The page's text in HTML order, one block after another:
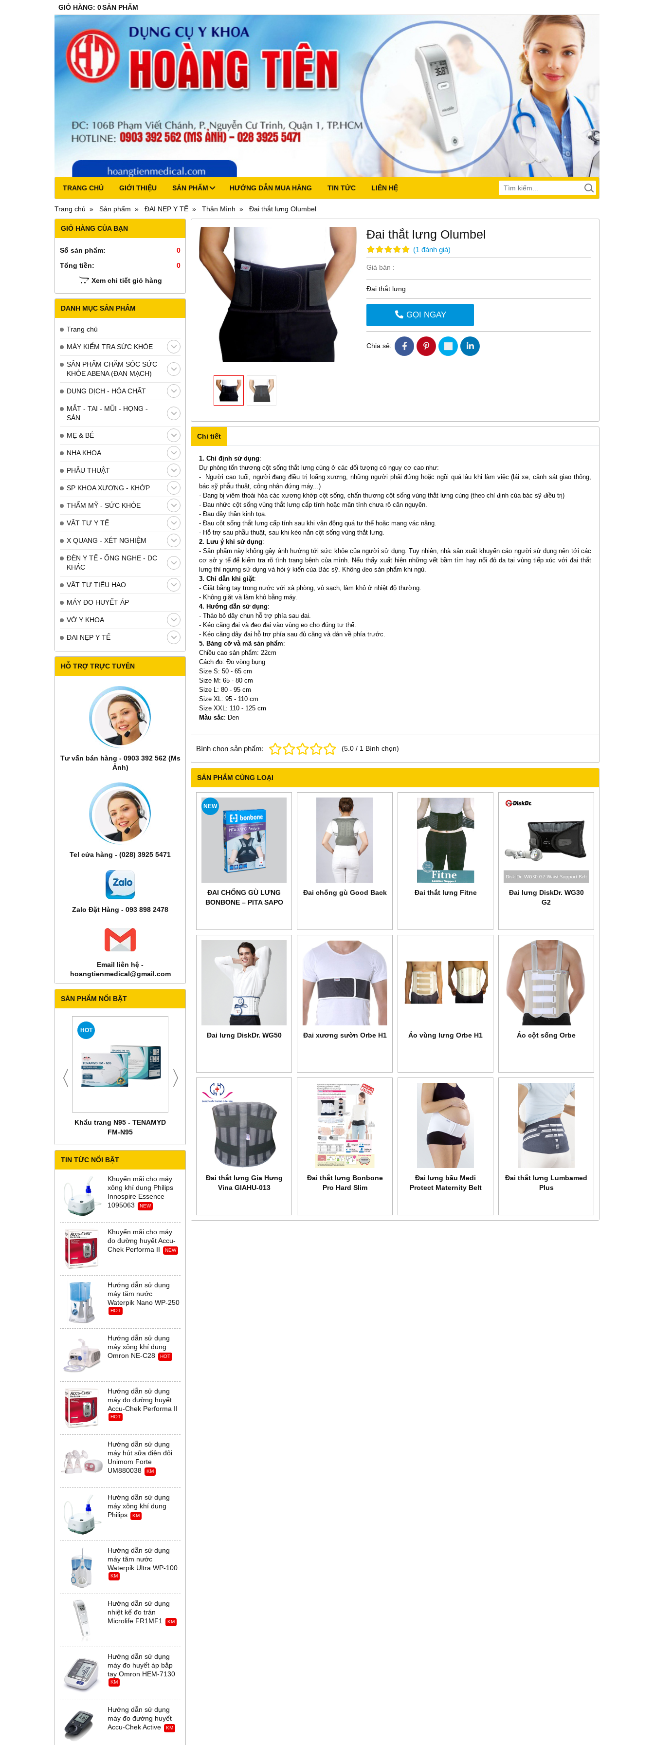
GIỎ HÀNG: 0SẢN PHẨM
TRANG CHỦ GIỚI THIỆU SẢN PHẨM HƯỚNG DẪN MUA HÀNG TIN TỨC LIÊN HỆ
Trang chủ Sản phẩm ĐAI NẸP Y TẾ Thân Mình Đai thắt lưng Olumbel
GIỎ HÀNG CỦA BẠN
Số sản phẩm:
0
Tổng tiền:
0
Xem chi tiết giỏ hàng
DANH MỤC SẢN PHẨM
Trang chủ
MÁY KIỂM TRA SỨC KHỎE
SẢN PHẨM CHĂM SÓC SỨC
KHỎE ABENA (ĐAN MẠCH)
DUNG DỊCH - HÓA CHẤT
MẮT - TAI - MŨI - HỌNG -
SẢN
MẸ & BÉ
NHA KHOA
PHẪU THUẬT
SP KHOA XƯƠNG - KHỚP
THẨM MỸ - SỨC KHỎE
VẬT TƯ Y TẾ
X QUANG - XÉT NGHIỆM
ĐÈN Y TẾ - ỐNG NGHE - DC
KHÁC
VẬT TƯ TIÊU HAO
MÁY ĐO HUYẾT ÁP
VỚ Y KHOA
ĐAI NẸP Y TẾ
HỖ TRỢ TRỰC TUYẾN
Tư vấn bán hàng - 0903 392 562 (Ms
Ảnh)
Tel cửa hàng - (028) 3925 5471
Zalo Đặt Hàng - 093 898 2478
Email liên hệ -
hoangtienmedical@gmail.com
SẢN PHẨM NỔI BẬT
HOT
Khẩu trang N95 - TENAMYD
FM-N95
Bộ trang phục phòng dịch
Thời Thanh Bình
Phun sát khuẩn toàn thân
ASFA
Dụng cụ tập thở BIOHEALTH
Máy xông khí dung siêu âm
SANITY AP 2717 PRO
Máy xông khí dung Microlife
TIN TỨC NỔI BẬT
Khuyến mãi cho máy
xông khí dung Philips
Innospire Essence
1095063
NEW
Khuyến mãi cho máy
đo đường huyết Accu-
Chek Performa II
NEW
Hướng dẫn sử dụng
máy tăm nước
Waterpik Nano WP-250
HOT
Hướng dẫn sử dụng
máy xông khí dung
Omron NE-C28
HOT
Hướng dẫn sử dụng
máy đo đường huyết
Accu-Chek Performa II
HOT
Hướng dẫn sử dụng
máy hút sữa điện đôi
Unimom Forte
UM880038
KM
Hướng dẫn sử dụng
máy xông khí dung
Philips
KM
Hướng dẫn sử dụng
máy tăm nước
Waterpik Ultra WP-100
KM
Hướng dẫn sử dụng
nhiệt kế đo trán
Microlife FR1MF1
KM
Hướng dẫn sử dụng
máy đo huyết áp bắp
tay Omron HEM-7130
KM
Hướng dẫn sử dụng
máy đo đường huyết
Accu-Chek Active
KM
Đai thắt lưng Olumbel
(1đánh giá)
Giá bán :
Đai thắt lưng
GỌI NGAY
Chia sẻ:
Chi tiết
1. Chỉ định sử dụng:
Dự phòng tổn thương cột sống thắt lưng cùng ở các đối tượng có nguy cơ cao như:
- Người cao tuổi, người đang điều trị loãng xương, những người phải đứng hoặc ngồi quá lâu khi làm việc (lái xe, cảnh sát giao thông,
bác sỹ phẫu thuật, công nhân đứng máy...)
- Đang bị viêm thoái hóa các xương khớp cột sống, chấn thương cột sống vùng thắt lưng cùng (theo chỉ định của bác sỹ điều trị)
- Đau nhức cột sống vùng thắt lưng cấp tính hoặc mãn tính chưa rõ căn nguyên.
- Đau dây thần kinh tọa.
- Đau cột sống thắt lưng cấp tính sau khi vận động quá tư thế hoặc mang vác nặng.
- Hỗ trợ sau phẫu thuật, sau khi kéo nắn cột sống vùng thắt lưng.
2. Lưu ý khi sử dụng:
- Sản phẩm này không gây ảnh hưởng tới sức khỏe của người sử dụng. Tuy nhiên, nhà sản xuất khuyến cáo người sử dụng nên tới các
cơ sở y tế để kiểm tra rõ tình trạng bệnh của mình. Nếu thấy xuất hiện những vết bầm tím hay nổi đỏ da tại vùng tiếp xúc với đai thắt
lưng thì ngưng sử dụng và hỏi ý kiến của Bác sỹ. Không đeo sản phẩm khi ngủ.
3. Chỉ dẫn khi giặt:
- Giặt bằng tay trong nước với xà phòng, vò sạch, làm khô ở nhiệt độ thường.
- Không giặt và làm khô bằng máy.
4. Hướng dẫn sử dụng:
- Tháo bỏ dây chun hỗ trợ phía sau đai.
- Kéo căng đai và đeo đai vào vùng eo cho đúng tư thế.
- Kéo căng dây đai hỗ trợ phía sau đủ căng và dán về phía trước.
5. Bảng cỡ và mã sản phẩm:
Chiều cao sản phẩm: 22cm
Cách đo: Đo vòng bụng
Size S: 50 - 65 cm
Size M: 65 - 80 cm
Size L: 80 - 95 cm
Size XL: 95 - 110 cm
Size XXL: 110 - 125 cm
Màu sắc: Đen
Bình chọn sản phẩm: (5.0 / 1 Bình chọn)
SẢN PHẨM CÙNG LOẠI
NEW
ĐAI CHỐNG GÙ LƯNG
BONBONE – PITA SAPO
Đai chống gù Good Back Đai thắt lưng Fitne
Đai lưng DiskDr. WG30
G2
Đai lưng DiskDr. WG50 Đai xương sườn Orbe H1 Áo vùng lưng Orbe H1 Áo cột sống Orbe
Đai thắt lưng Gia Hưng
Vina GIAHU-013
Đai thắt lưng Bonbone
Pro Hard Slim
Đai lưng bầu Medi
Protect Maternity Belt
Đai thắt lưng Lumbamed
Plus